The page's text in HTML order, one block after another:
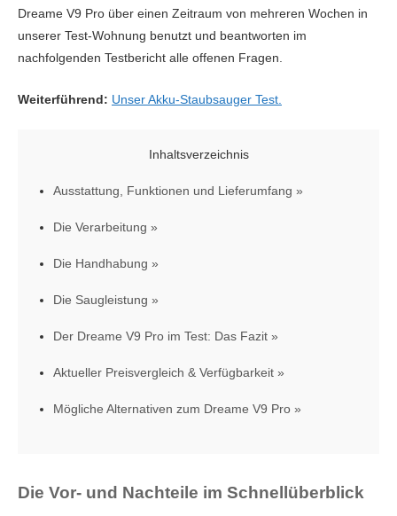
Dreame V9 Pro über einen Zeitraum von mehreren Wochen in
unserer Test-Wohnung benutzt und beantworten im
nachfolgenden Testbericht alle offenen Fragen.
Weiterführend: Unser Akku-Staubsauger Test.
Inhaltsverzeichnis
Ausstattung, Funktionen und Lieferumfang
Die Verarbeitung
Die Handhabung
Die Saugleistung
Der Dreame V9 Pro im Test: Das Fazit
Aktueller Preisvergleich & Verfügbarkeit
Mögliche Alternativen zum Dreame V9 Pro
Die Vor- und Nachteile im Schnellüberblick